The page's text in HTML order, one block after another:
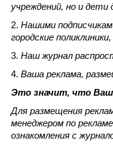
учреждений, но и
Нашими
городские
Наш журнал
Ваша реклама,
Это значит, что
Для размещения
менеджером по
ознакомления с